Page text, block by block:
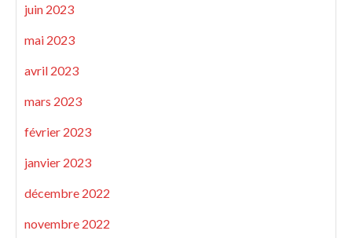
juin 2023
mai 2023
avril 2023
mars 2023
février 2023
janvier 2023
décembre 2022
novembre 2022